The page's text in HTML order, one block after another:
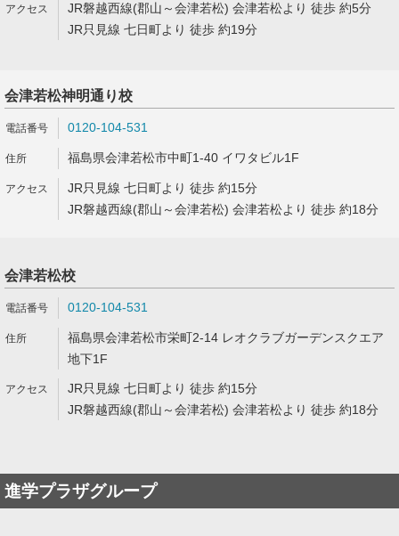
JR磐越西線(郡山～会津若松) 会津若松より 徒歩 約5分
JR只見線 七日町より 徒歩 約19分
会津若松神明通り校
0120-104-531
福島県会津若松市中町1-40 イワタビル1F
JR只見線 七日町より 徒歩 約15分
JR磐越西線(郡山～会津若松) 会津若松より 徒歩 約18分
会津若松校
0120-104-531
福島県会津若松市栄町2-14 レオクラブガーデンスクエア
地下1F
JR只見線 七日町より 徒歩 約15分
JR磐越西線(郡山～会津若松) 会津若松より 徒歩 約18分
進学プラザグループ